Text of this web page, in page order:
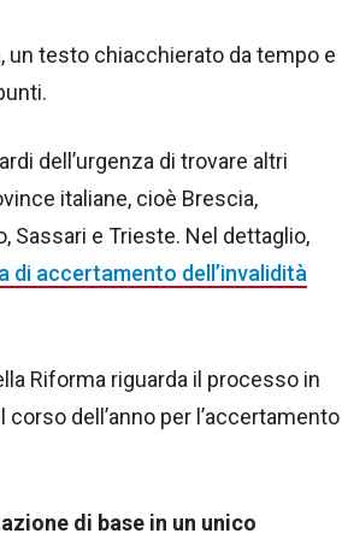
un testo chiacchierato da tempo e
dell’urgenza di trovare altri
italiane, cioè Brescia,
Sassari e Trieste. Nel dettaglio,
di accertamento dell’invalidità
Riforma riguarda il processo in
dell’anno per l’accertamento
di base in un unico